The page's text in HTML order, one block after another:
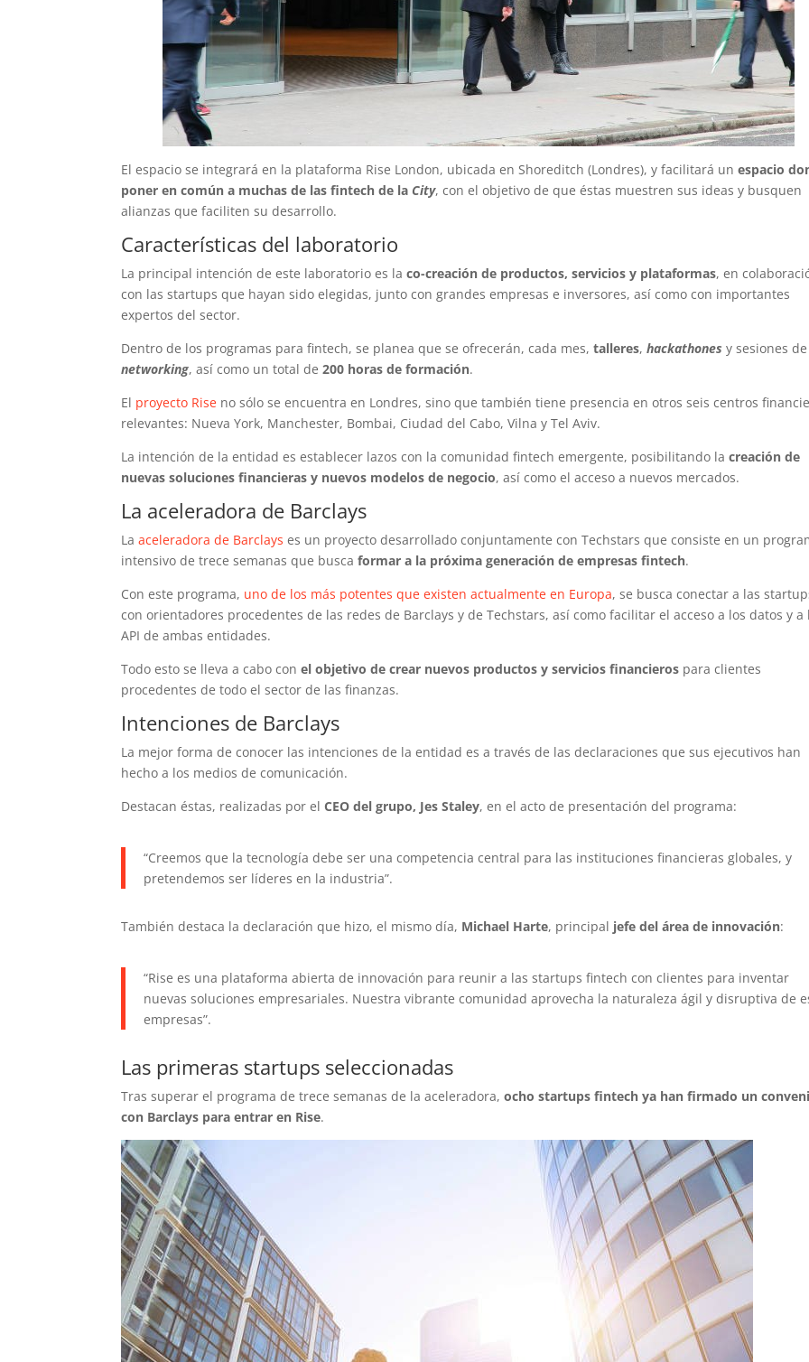
El espacio se integrará en la plataforma Rise London, ubicada en Shoreditch (Londres), y facilitará unespacio
poner en común a muchas de las fintech de la City, con el objetivo de que éstas muestren sus ideas y busquen
alianzas que faciliten su desarrollo.
Características del laboratorio
La principal intención de este laboratorio es la co-creación de productos, servicios y plataformas, en
con las startups que hayan sido elegidas, junto con grandes empresas e inversores, así como con importantes
expertos del sector.
Dentro de los programas para fintech, se planea que se ofrecerán, cada mes, talleres,hackathones y sesiones de
networking, así como un total de200 horas de formación.
El proyecto Rise no sólo se encuentra en Londres, sino que también tiene presencia en otros seis centros
relevantes: Nueva York, Manchester, Bombai, Ciudad del Cabo, Vilna y Tel Aviv.
La intención de la entidad es establecer lazos con la comunidad fintech emergente, posibilitando lacreación de
nuevas soluciones financieras y nuevos modelos de negocio, así como el acceso a nuevos mercados.
La aceleradora de Barclays
Laaceleradora de Barclays es un proyecto desarrollado conjuntamente con Techstars que consiste en un
intensivo de trece semanas que buscaformar a la próxima generación de empresas fintech.
Con este programa, uno de los más potentes que existen actualmente en Europa, se busca conectar a las
con orientadores procedentes de las redes de Barclays y de Techstars, así como facilitar el acceso a los datos y a
API de ambas entidades.
Todo esto se lleva a cabo conel objetivo de crear nuevos productos y servicios financieros para clientes
procedentes de todo el sector de las finanzas.
Intenciones de Barclays
La mejor forma de conocer las intenciones de la entidad es a través de las declaraciones que sus ejecutivos han
hecho a los medios de comunicación.
Destacan éstas, realizadas por el CEO del grupo, Jes Staley, en el acto de presentación del programa:
“Creemos que la tecnología debe ser una competencia central para las instituciones financieras globales, y
pretendemos ser líderes en la industria”.
También destaca la declaración que hizo, el mismo día, Michael Harte, principal jefe del área de innovación:
“Rise es una plataforma abierta de innovación para reunir a las startups fintech con clientes para inventar
nuevas soluciones empresariales. Nuestra vibrante comunidad aprovecha la naturaleza ágil y disruptiva de
empresas”.
Las primeras startups seleccionadas
Tras superar el programa de trece semanas de la aceleradora,ocho startups fintech ya han firmado un
con Barclays para entrar en Rise.